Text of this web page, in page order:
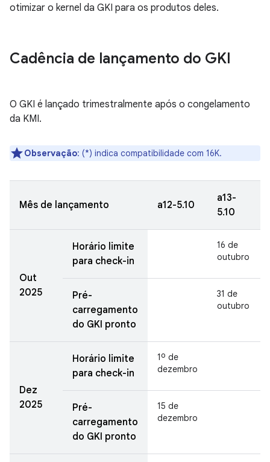
otimizar o kernel da GKI para os produtos deles.
Cadência de lançamento do GKI
O GKI é lançado trimestralmente após o congelamento
da KMI.
Observação: (*) indica compatibilidade com 16K.
Mês de lançamento a12-5.10
a13-
5.10
Out
2025
Horário limite
para check-in
16 de
outubro
Pré-
carregamento
do GKI pronto
31 de
outubro
Dez
2025
Horário limite
para check-in
1º de
dezembro
Pré-
carregamento
do GKI pronto
15 de
dezembro